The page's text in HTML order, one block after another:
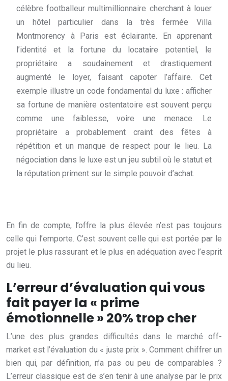
célèbre footballeur multimillionnaire cherchant à louer
un hôtel particulier dans la très fermée Villa
Montmorency à Paris est éclairante. En apprenant
l’identité et la fortune du locataire potentiel, le
propriétaire a soudainement et drastiquement
augmenté le loyer, faisant capoter l’affaire. Cet
exemple illustre un code fondamental du luxe : afficher
sa fortune de manière ostentatoire est souvent perçu
comme une faiblesse, voire une menace. Le
propriétaire a probablement craint des fêtes à
répétition et un manque de respect pour le lieu. La
négociation dans le luxe est un jeu subtil où le statut et
la réputation priment sur le simple pouvoir d’achat.
En fin de compte, l’offre la plus élevée n’est pas toujours
celle qui l’emporte. C’est souvent celle qui est portée par le
projet le plus rassurant et le plus en adéquation avec l’esprit
du lieu.
L’erreur d’évaluation qui vous
fait payer la « prime
émotionnelle » 20% trop cher
L’une des plus grandes difficultés dans le marché off-
market est l’évaluation du « juste prix ». Comment chiffrer un
bien qui, par définition, n’a pas ou peu de comparables ?
L’erreur classique est de s’en tenir à une analyse par le prix